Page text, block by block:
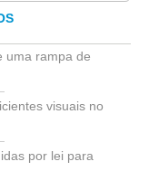
uma rampa de
visuais no
por lei para